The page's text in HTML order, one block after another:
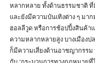
หลากหลาย ทั้งด้านธรรมชาติ
และยังมีความบันเทิงต่าง ๆ มา
ฮอลลีวูด หรือการช้อปปิ้งสินค้า
ความหลากหลายสูง บางเมือง
ก็มีความเสี่ยงด้านอาชญากรรม